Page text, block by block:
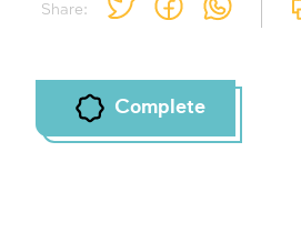
Share:
Complete